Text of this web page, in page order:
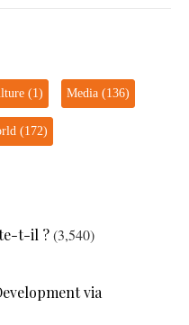
(1) Media (136)
(172)
t-il ?(3,540)
via